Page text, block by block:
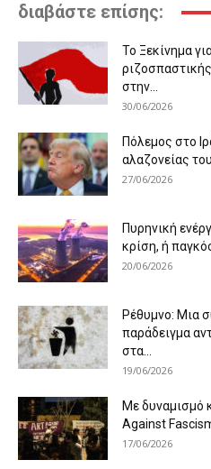
διαβάστε επίσης:
Το Ξεκίνημα
στην...
30/06/2026
Πόλεμος στο
αλαζονείας του
27/06/2026
Πυρηνική
κρίση, ή
20/06/2026
Ρέθυμνο: Μια
παράδειγμα
στα...
19/06/2026
Με δυναμισμό
Against
17/06/2026